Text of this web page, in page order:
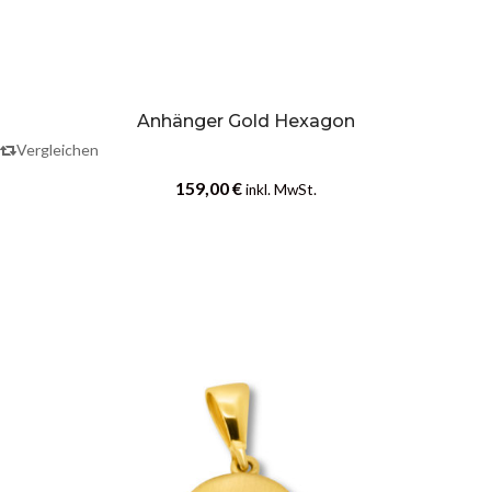
Anhänger Gold Hexagon
Vergleichen
159,00€ inkl. MwSt.